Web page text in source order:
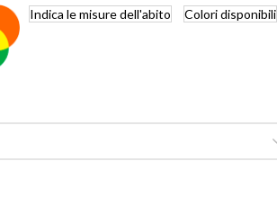
Indica le misure dell'abito Coloridisponibili